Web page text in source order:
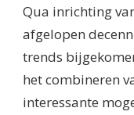
Qua inrichting
afgelopen
trends
het combineren
interessante